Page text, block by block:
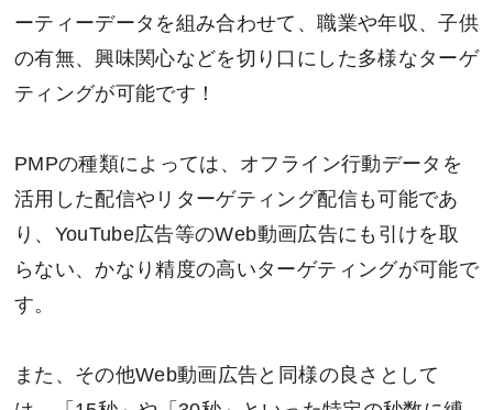
ーティーデータを組み合わせて、職業や年収、子供
の有無、興味関心などを切り口にした多様なターゲ
ティングが可能です！
PMPの種類によっては、オフライン行動データを
活用した配信やリターゲティング配信も可能であ
り、YouTube広告等のWeb動画広告にも引けを取
らない、かなり精度の高いターゲティングが可能で
す。
また、その他Web動画広告と同様の良さとして